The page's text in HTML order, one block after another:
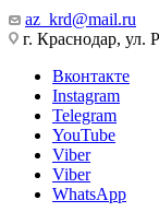
az_krd@mail.ru
г. Краснодар, ул.
Вконтакте
Instagram
Telegram
YouTube
Viber
Viber
WhatsApp